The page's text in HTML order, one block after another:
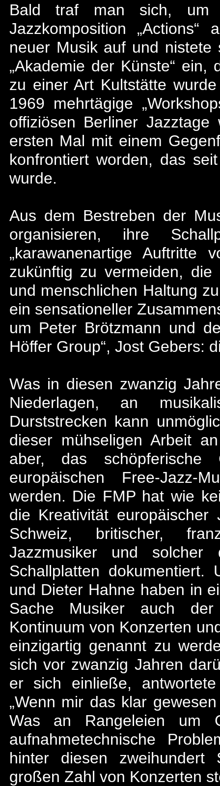
Bald traf man sich, um
Jazzkomposition
neuer Musik auf und nistete
„Akademie der Künste“
zu einer Art Kultstätte
1969 mehrtägige
offiziösen Berliner
ersten Mal mit einem
konfrontiert worden, das
wurde.
Aus dem Bestreben der
organisieren, ihre
„karawanenartige Auftritte
zukünftig zu vermeiden, die
und menschlichen Haltung
ein sensationeller
um Peter Brötzmann und
Höffer Group“, Jost Gebers:
Was in diesen zwanzig
Niederlagen, an
Durststrecken kann
dieser mühseligen Arbeit
aber, das
europäischen Free-Jazz-
werden. Die FMP hat wie
die Kreativität
Schweiz, britischer,
Jazzmusiker und
Schallplatten
und Dieter Hahne haben in
Sache Musiker auch
Kontinuum von Konzerten
einzigartig genannt zu
sich vor zwanzig Jahren
er sich einließe,
„Wenn mir das klar
Was an Rangeleien um
aufnahmetechnische
hinter diesen zweihundert
großen Zahl von Konzerten